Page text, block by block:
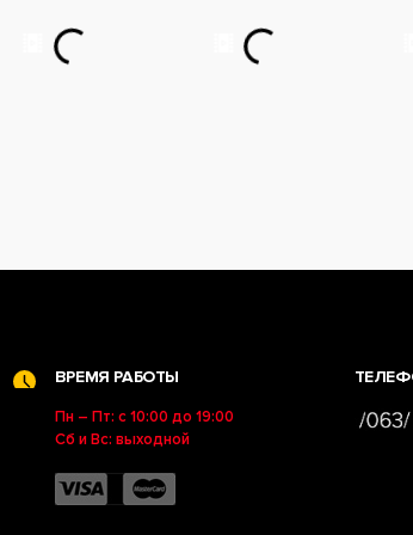
ВРЕМЯ РАБОТЫ
Пн – Пт: с 10:00 до 19:00
Сб и Вс: выходной